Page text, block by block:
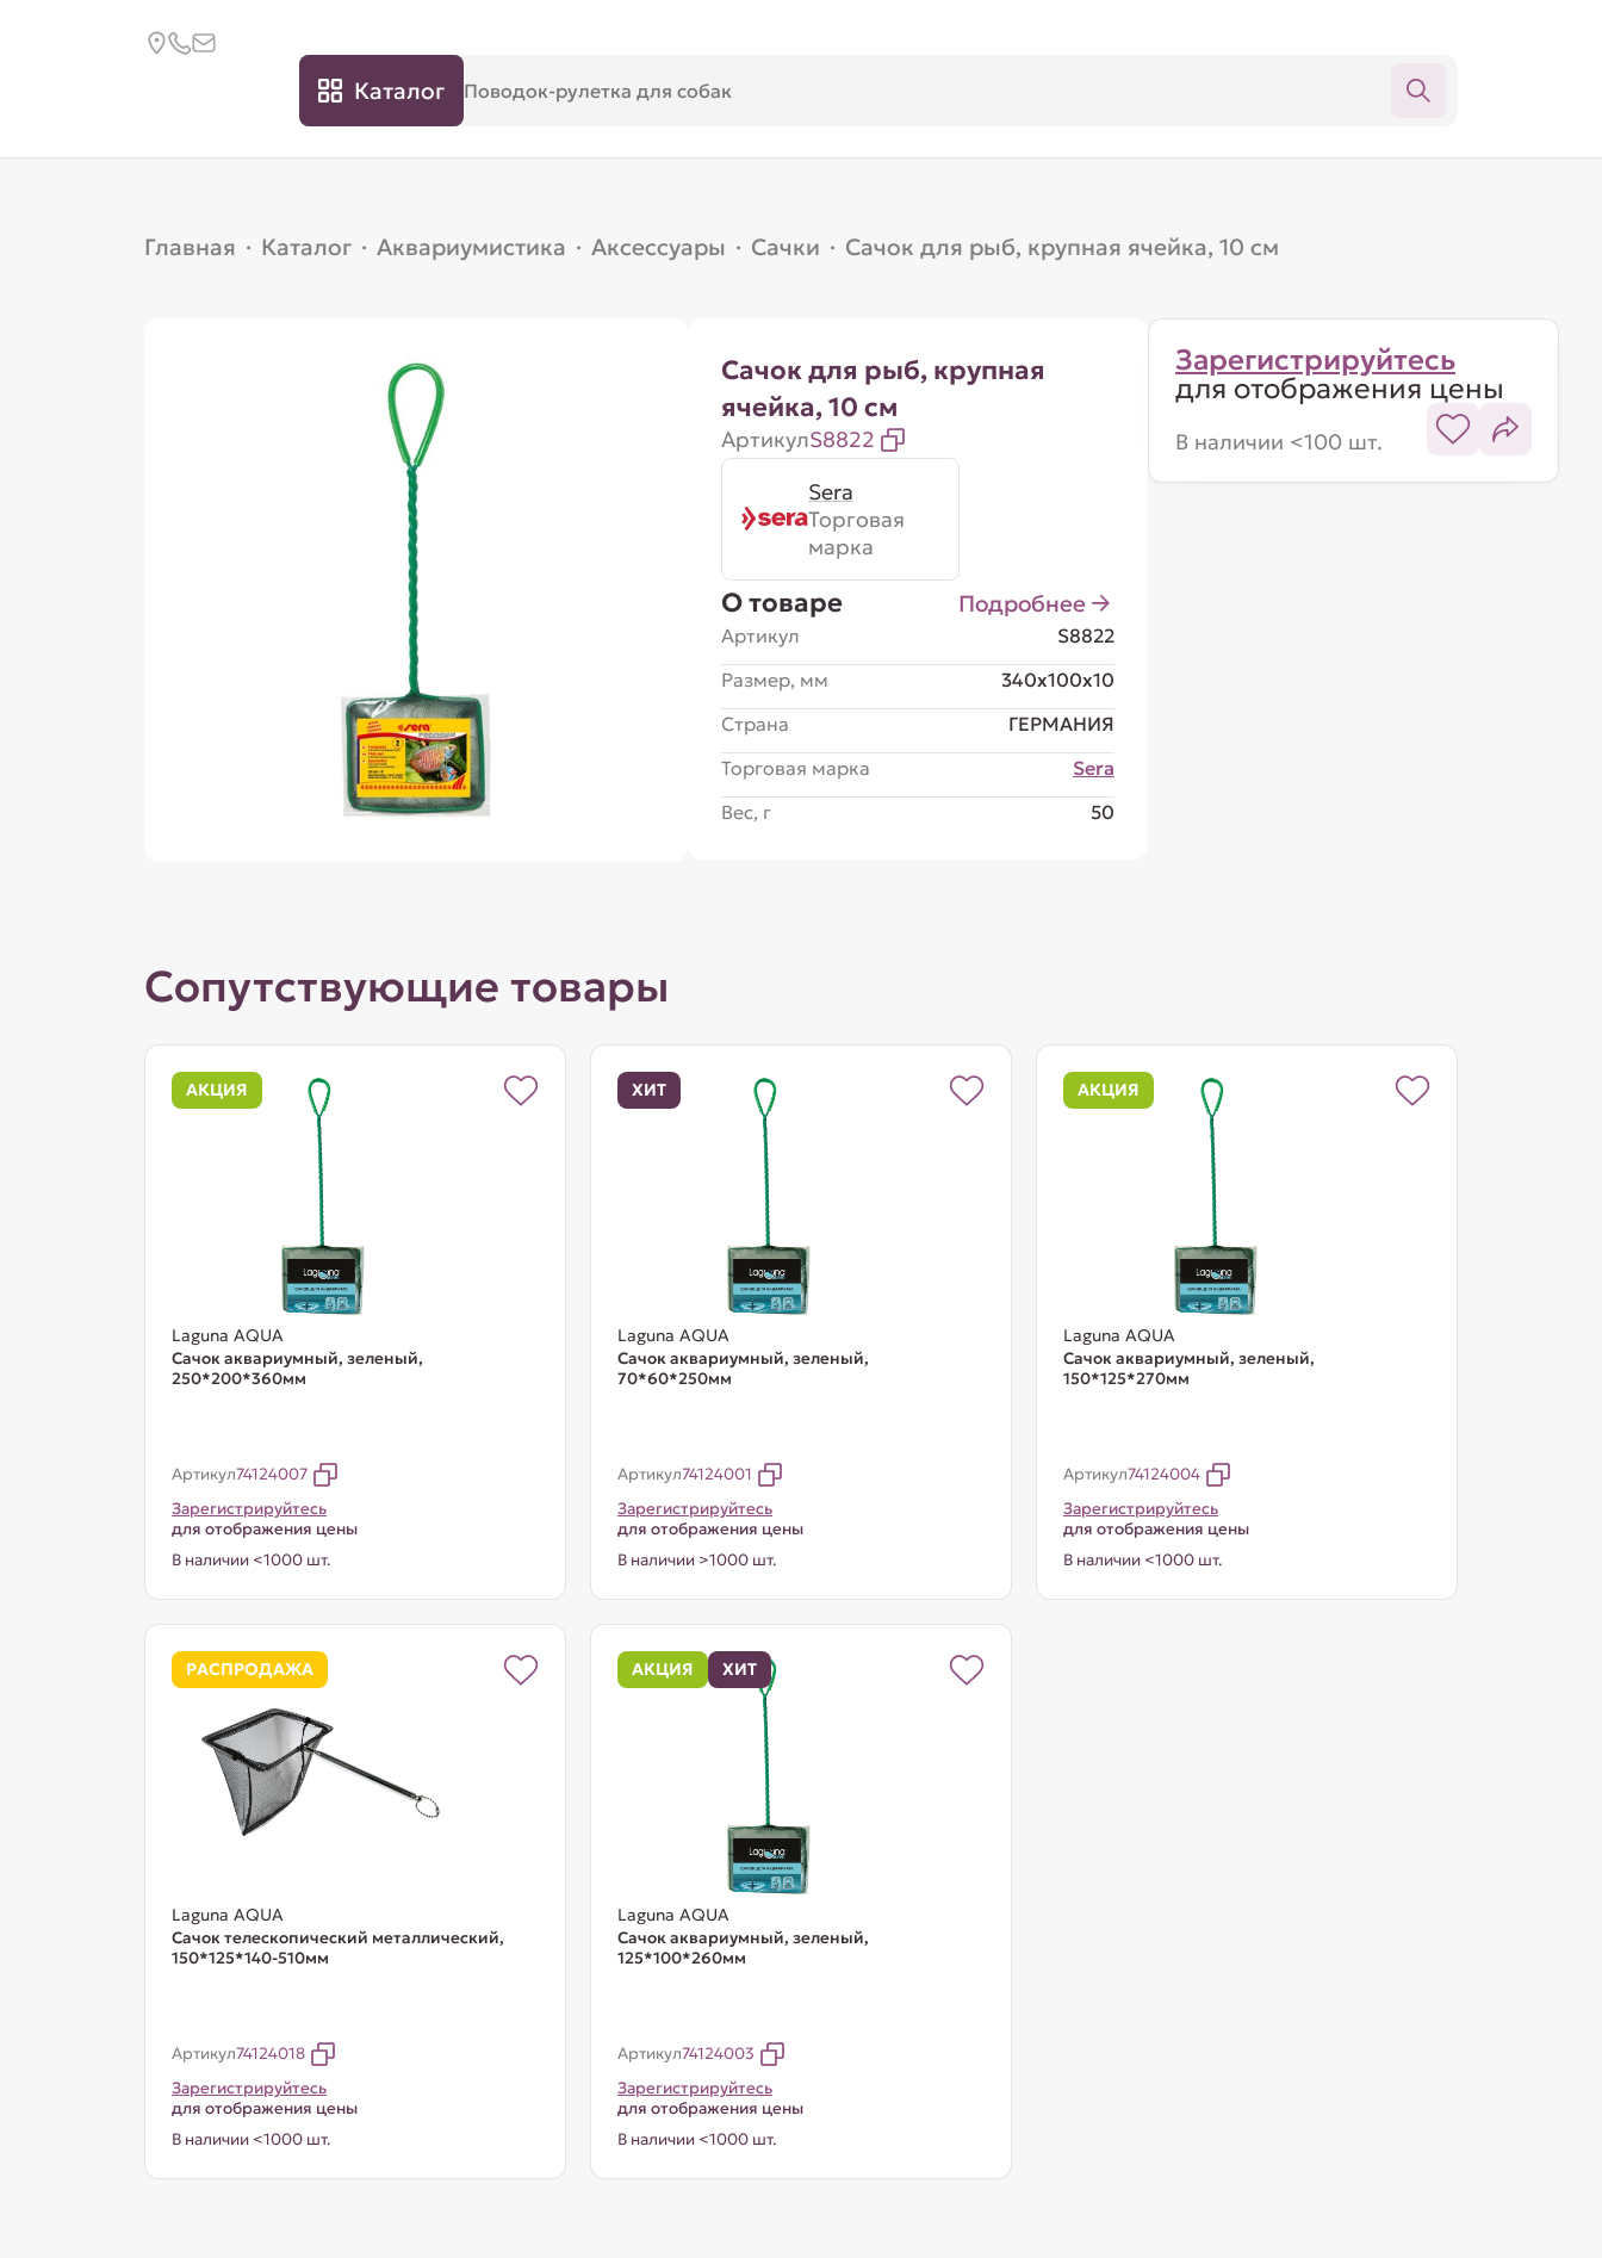
Каталог
Главная · Каталог · Аквариумистика · Аксессуары · Сачки · Сачок для рыб, крупная ячейка, 10 см
Сачок для рыб, крупная
ячейка, 10 см
АртикулS8822
Sera
Торговая
марка
О товаре Подробнее
Артикул
S8822
Размер, мм
340x100x10
Страна
ГЕРМАНИЯ
Торговая марка
Sera
Вес, г
50
Зарегистрируйтесь
для отображения цены
В наличии <100 шт.
Сопутствующие товары
АКЦИЯ
Laguna AQUA
Сачок аквариумный, зеленый,
250*200*360мм
Артикул74124007
Зарегистрируйтесь
для отображения цены
В наличии <1000 шт.
ХИТ
Laguna AQUA
Сачок аквариумный, зеленый,
70*60*250мм
Артикул74124001
Зарегистрируйтесь
для отображения цены
В наличии >1000 шт.
АКЦИЯ
Laguna AQUA
Сачок аквариумный, зеленый,
150*125*270мм
Артикул74124004
Зарегистрируйтесь
для отображения цены
В наличии <1000 шт.
РАСПРОДАЖА
Laguna AQUA
Сачок телескопический металлический,
150*125*140-510мм
Артикул74124018
Зарегистрируйтесь
для отображения цены
В наличии <1000 шт.
АКЦИЯ ХИТ
Laguna AQUA
Сачок аквариумный, зеленый,
125*100*260мм
Артикул74124003
Зарегистрируйтесь
для отображения цены
В наличии <1000 шт.